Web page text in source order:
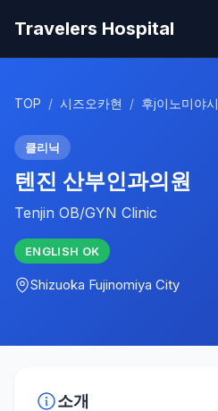
Travelers Hospital
TOP / 시즈오카현 / 후j이노미야시
클리닉
텐진 산부인과의원
Tenjin OB/GYN Clinic
ENGLISH OK
Shizuoka Fujinomiya City
소개